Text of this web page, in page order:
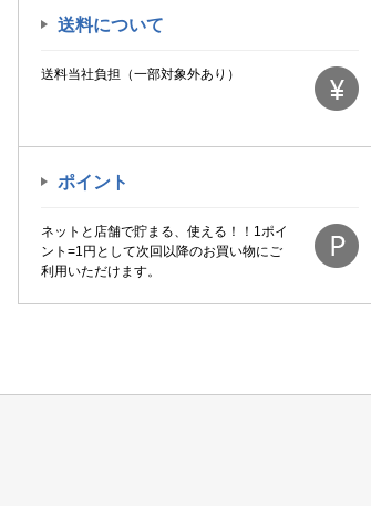
送料について
送料当社負担（一部対象外あり）
ポイント
ネットと店舗で貯まる、使える！！1ポイ
ント=1円として次回以降のお買い物にご
利用いただけます。